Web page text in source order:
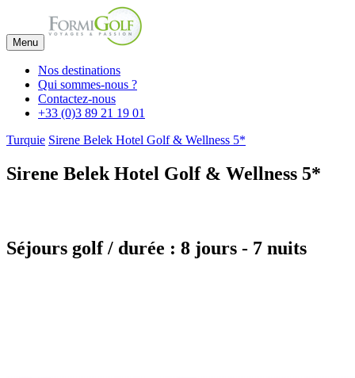
Menu
Nos destinations
Qui sommes-nous ?
Contactez-nous
+33 (0)3 89 21 19 01
Turquie Sirene Belek Hotel Golf & Wellness 5*
Sirene Belek Hotel Golf & Wellness 5*
Séjours golf / durée : 8 jours - 7 nuits